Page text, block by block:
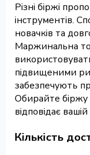
Різні біржі
інструментів.
новачків та
Маржинальна
підвищеними
забезпечують
Обирайте біржу
відповідає вашій
Кількість